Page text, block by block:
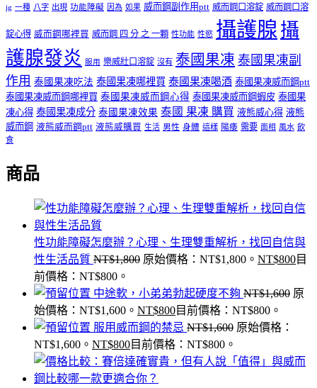
ig 一種 八字 出現 功能障礙 因為 如果 威而鋼副作用ptt 威而鋼口溶錠 威而鋼口溶
錠心得 威而鋼哪裡買 威而鋼 四 分 之 一顆 性功能 性慾 攝護腺 攝
護腺發炎
服用 樂威壯口溶錠 沒有 泰國果凍 泰國果凍副
作用 泰國果凍吃法 泰國果凍哪裡買 泰國果凍喝酒 泰國果凍威而鋼ptt
泰國果凍威而鋼哪裡買 泰國果凍威而鋼心得 泰國果凍威而鋼蝦皮 泰國果
凍心得 泰國果凍成分 泰國果凍效果 泰國 果凍 購買 液態威心得 液態
威而鋼 液態威而鋼ptt 液態威購買 生活 男性 身體 這樣 陽痿 需要 面相 風水 飲
食
商品
性功能障礙怎麼辦？心理、生理雙重解析，找回自信與
性生活品質 NT$1,800 原始價格：NT$1,800。 NT$800目
前價格：NT$800。
中途軟，小弟弟勃起硬度不夠 NT$1,600 原
始價格：NT$1,600。 NT$800目前價格：NT$800。
服用威而鋼的禁忌 NT$1,600 原始價格：
NT$1,600。 NT$800目前價格：NT$800。